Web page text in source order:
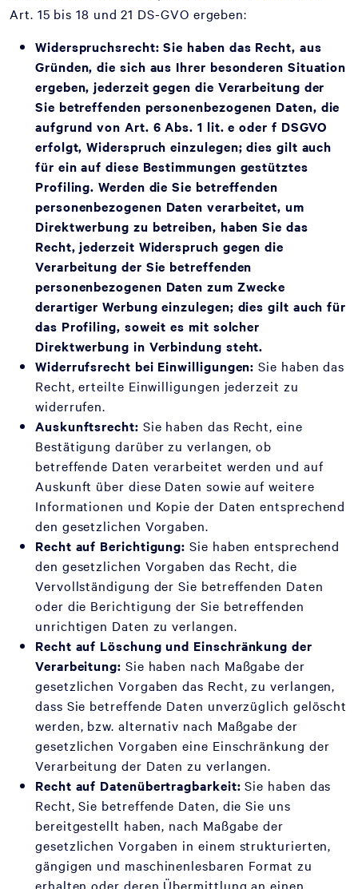
Art. 15 bis 18 und 21 DS-GVO ergeben:
Widerspruchsrecht:Sie haben das Recht, aus
Gründen, die sich aus Ihrer besonderen Situation
ergeben, jederzeit gegen die Verarbeitung der
Sie betreffenden personenbezogenen Daten, die
aufgrund von Art. 6 Abs. 1 lit. e oder f DSGVO
erfolgt, Widerspruch einzulegen; dies gilt auch
für ein auf diese Bestimmungen gestütztes
Profiling. Werden die Sie betreffenden
personenbezogenen Daten verarbeitet, um
Direktwerbung zu betreiben, haben Sie das
Recht, jederzeit Widerspruch gegen die
Verarbeitung der Sie betreffenden
personenbezogenen Daten zum Zwecke
derartiger Werbung einzulegen; dies gilt auch für
das Profiling, soweit es mit solcher
Direktwerbung in Verbindung steht.
Widerrufsrecht bei Einwilligungen: Sie haben das
Recht, erteilte Einwilligungen jederzeit zu
widerrufen.
Auskunftsrecht: Sie haben das Recht, eine
Bestätigung darüber zu verlangen, ob
betreffende Daten verarbeitet werden und auf
Auskunft über diese Daten sowie auf weitere
Informationen und Kopie der Daten entsprechend
den gesetzlichen Vorgaben.
Recht auf Berichtigung: Sie haben entsprechend
den gesetzlichen Vorgaben das Recht, die
Vervollständigung der Sie betreffenden Daten
oder die Berichtigung der Sie betreffenden
unrichtigen Daten zu verlangen.
Recht auf Löschung und Einschränkung der
Verarbeitung: Sie haben nach Maßgabe der
gesetzlichen Vorgaben das Recht, zu verlangen,
dass Sie betreffende Daten unverzüglich gelöscht
werden, bzw. alternativ nach Maßgabe der
gesetzlichen Vorgaben eine Einschränkung der
Verarbeitung der Daten zu verlangen.
Recht auf Datenübertragbarkeit: Sie haben das
Recht, Sie betreffende Daten, die Sie uns
bereitgestellt haben, nach Maßgabe der
gesetzlichen Vorgaben in einem strukturierten,
gängigen und maschinenlesbaren Format zu
erhalten oder deren Übermittlung an einen